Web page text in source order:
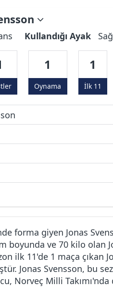
Kullandığı Ayak Sağ
1
Oynama
1
İlk 11
forma giyen Jonas
boyunda ve 70 kilo olan
ilk 11'de 1 maça çıkan
Jonas Svensson, bu
Norveç Milli